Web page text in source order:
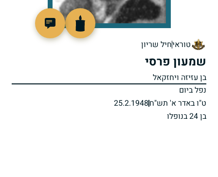
טוראיחיל שריון
שמעון פרסי
בן עזיזה ויחזקאל
נפל ביום
ט"ו באדר א' תש"ח25.2.1948
בן 24 בנופלו